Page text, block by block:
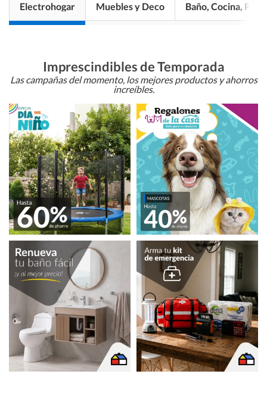
Electrohogar Muebles y Deco Baño, Cocina, Pisos
Imprescindibles de Temporada
Las campañas del momento, los mejores productos y ahorros
increíbles.